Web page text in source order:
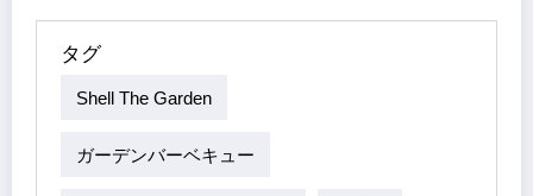
タグ
Shell The Garden
ガーデンバーベキュー